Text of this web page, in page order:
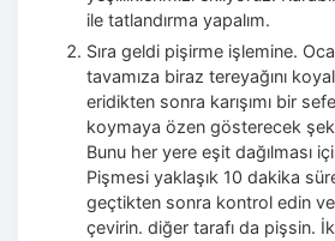
ile tatlandırma yapalım.
Sıra geldi pişirme işlemine.
tavamıza biraz tereyağını
eridikten sonra karışımı bir
koymaya özen gösterecek
Bunu her yere eşit dağılması
Pişmesi yaklaşık 10 dakika
geçtikten sonra kontrol edin
çevirin. diğer tarafı da pişsin.